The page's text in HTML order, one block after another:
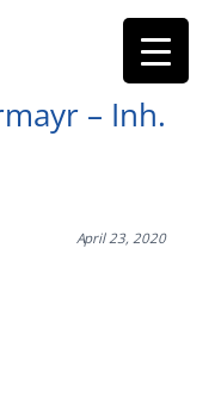
– Inh.
April 23, 2020